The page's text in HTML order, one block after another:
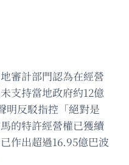
審計部門認為在經營
支持當地政府約12億
明反駁指控「絕對是
的特許經營權已獲續
作出超過16.95億巴波